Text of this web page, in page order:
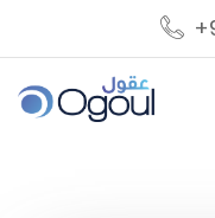
content